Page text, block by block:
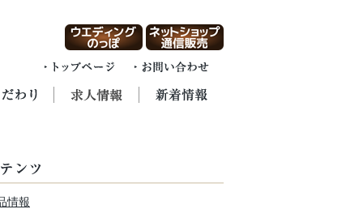
情報